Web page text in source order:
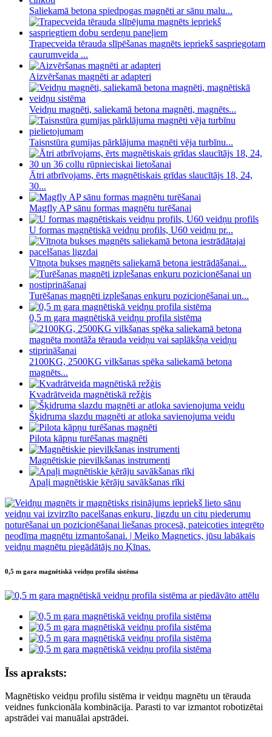
Saliekamā betona spiedpogas magnēti ar sānu malu...
Trapecveida tērauda slīpēšanas magnēts iepriekš saspriegotam
caurumveida ...
Aizvēršanas magnēti ar adapteri
Veidņu magnēti, saliekamā betona magnēti, magnēts...
Taisnstūra gumijas pārklājuma magnēti vēja turbīnu...
Ātri atbrīvojams, ērts magnētiskais grīdas slaucītājs 18, 24,
30...
Magfly AP sānu formas magnētu turēšanai
U formas magnētiskā veidņu profils, U60 veidņu pr...
Vītņota bukses magnēts saliekamā betona iestrādāšanai...
Turēšanas magnēti izplešanas enkuru pozicionēšanai un...
0,5 m gara magnētiskā veidņu profila sistēma
2100KG, 2500KG vilkšanas spēka saliekamā betona
magnēts...
Kvadrātveida magnētiskā režģis
Šķidruma slazdu magnēti ar atloka savienojuma veidu
Pilota kāpņu turēšanas magnēti
Magnētiskie pievilkšanas instrumenti
Apaļi magnētiskie ķērāju savākšanas rīki
0,5 m gara magnētiskā veidņu profila sistēma
Īss apraksts:
Magnētisko veidņu profilu sistēma ir veidņu magnētu un tērauda
veidnes funkcionāla kombinācija. Parasti to var izmantot robotizētai
apstrādei vai manuālai apstrādei.